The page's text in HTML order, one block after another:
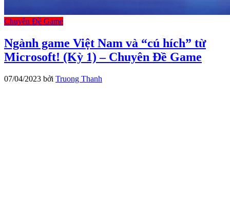
Chuyên Đề Game
Ngành game Việt Nam và “cú hích” từ
Microsoft! (Kỳ 1) – Chuyên Đề Game
07/04/2023 bởi Truong Thanh